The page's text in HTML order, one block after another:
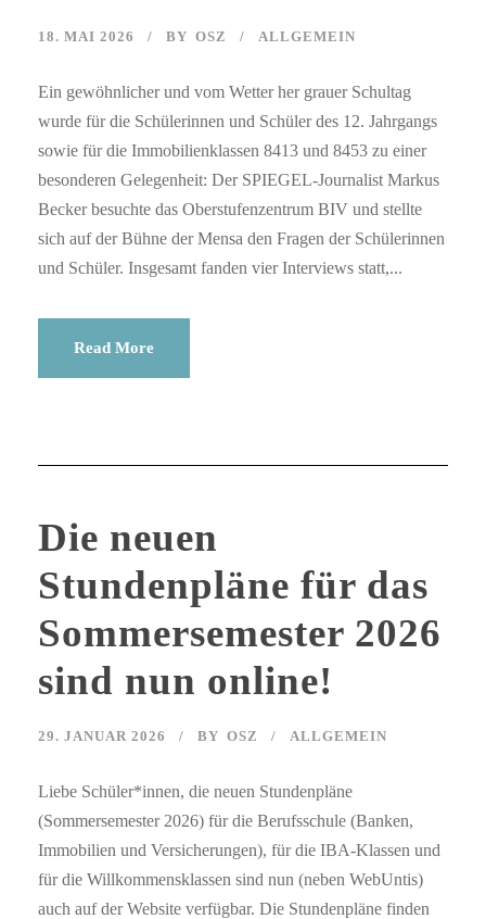
18. MAI 2026 BY OSZ ALLGEMEIN
Ein gewöhnlicher und vom Wetter her grauer Schultag
wurde für die Schülerinnen und Schüler des 12. Jahrgangs
sowie für die Immobilienklassen 8413 und 8453 zu einer
besonderen Gelegenheit: Der SPIEGEL-Journalist Markus
Becker besuchte das Oberstufenzentrum BIV und stellte
sich auf der Bühne der Mensa den Fragen der Schülerinnen
und Schüler. Insgesamt fanden vier Interviews statt,...
Read More
Die neuen
Stundenpläne für das
Sommersemester 2026
sind nun online!
29. JANUAR 2026 BY OSZ ALLGEMEIN
Liebe Schüler*innen, die neuen Stundenpläne
(Sommersemester 2026) für die Berufsschule (Banken,
Immobilien und Versicherungen), für die IBA-Klassen und
für die Willkommensklassen sind nun (neben WebUntis)
auch auf der Website verfügbar. Die Stundenpläne finden